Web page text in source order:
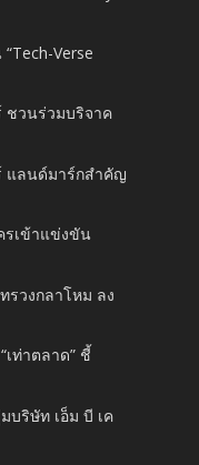
Verse
ชวนร่วมบริจาค
แลนด์มาร์กสำคัญ
รเข้าแข่งขัน
รวงกลาโหม ลง
ท่าตลาด” ชี้
ริษัท เอ็ม บี เค